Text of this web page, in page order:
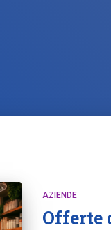
AZIENDE
Offerte